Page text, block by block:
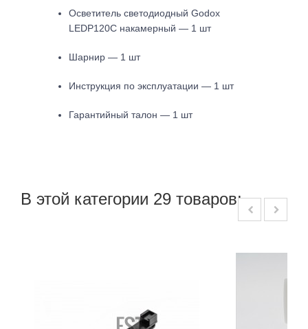
Осветитель светодиодный Godox
LEDP120C накамерный — 1 шт
Шарнир — 1 шт
Инструкция по эксплуатации — 1 шт
Гарантийный талон — 1 шт
В этой категории 29 товаров: